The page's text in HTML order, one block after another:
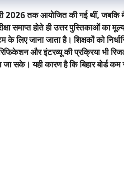
2026 तक आयोजित की गई थीं,
समाप्त होते ही उत्तर पुस्तिकाओं का
लिए जाना जाता है। शिक्षकों को
और इंटरव्यू की प्रक्रिया भी
जा सके। यही कारण है कि बिहार बोर्ड